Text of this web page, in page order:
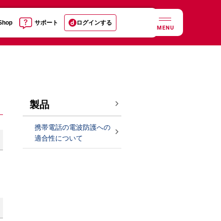
サポート ログインする
MENU
製品
携帯電話の電波防護への
適合性について